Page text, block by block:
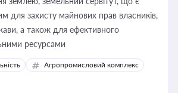
для захисту майнових прав власників,
а також для ефективного
ресурсами
Агропромисловий комплекс